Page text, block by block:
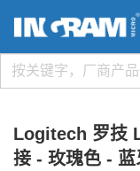
Logitech 罗技
接 - 玫瑰色 -